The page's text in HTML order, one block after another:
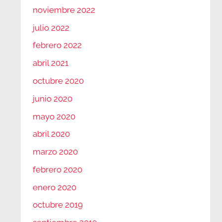
noviembre 2022
julio 2022
febrero 2022
abril 2021
octubre 2020
junio 2020
mayo 2020
abril 2020
marzo 2020
febrero 2020
enero 2020
octubre 2019